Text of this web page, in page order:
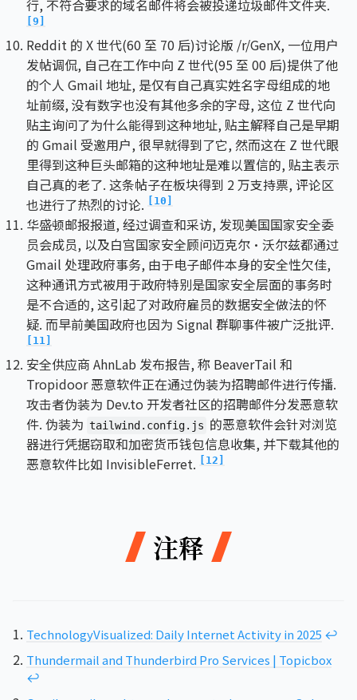
行, 不符合要求的域名邮件将会被投递垃圾邮件文件夹.
[9]
Reddit 的 X 世代(60 至 70 后)讨论版 /r/GenX, 一位用户
发帖调侃, 自己在工作中向 Z 世代(95 至 00 后)提供了他
的个人 Gmail 地址, 是仅有自己真实姓名字母组成的地
址前缀, 没有数字也没有其他多余的字母, 这位 Z 世代向
贴主询问了为什么能得到这种地址, 贴主解释自己是早期
的 Gmail 受邀用户, 很早就得到了它, 然而这在 Z 世代眼
里得到这种巨头邮箱的这种地址是难以置信的, 贴主表示
自己真的老了. 这条帖子在板块得到 2 万支持票, 评论区
也进行了热烈的讨论.
[10]
华盛顿邮报报道, 经过调查和采访, 发现美国国家安全委
员会成员, 以及白宫国家安全顾问迈克尔·沃尔兹都通过
Gmail 处理政府事务, 由于电子邮件本身的安全性欠佳,
这种通讯方式被用于政府特别是国家安全层面的事务时
是不合适的, 这引起了对政府雇员的数据安全做法的怀
疑. 而早前美国政府也因为 Signal 群聊事件被广泛批评.
[11]
安全供应商 AhnLab 发布报告, 称 BeaverTail 和
Tropidoor 恶意软件正在通过伪装为招聘邮件进行传播.
攻击者伪装为 Dev.to 开发者社区的招聘邮件分发恶意软
件. 伪装为 tailwind.config.js 的恶意软件会针对浏览
器进行凭据窃取和加密货币钱包信息收集, 并下载其他的
恶意软件比如 InvisibleFerret.
[12]
注释
TechnologyVisualized: Daily Internet Activity in 2025 ↩︎
Thundermail and Thunderbird Pro Services | Topicbox
↩︎